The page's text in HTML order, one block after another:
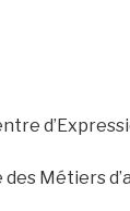
des Métiers